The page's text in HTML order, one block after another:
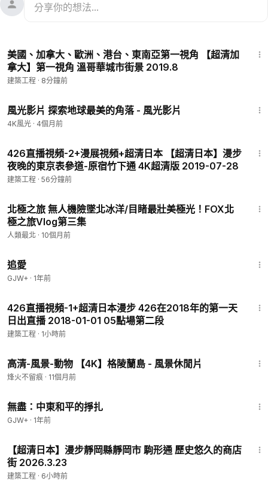
美國、加拿大、歐洲、港台、東南亞第一視角 【超清加
拿大】第一視角 溫哥華城市街景 2019.8
建築工程 · 8分鐘前
風光影片 探索地球最美的角落 - 風光影片
4K風光 · 4個月前
426直播視頻-2+漫展視頻+超清日本 【超清日本】漫步
夜晚的東京表參道-原宿竹下通 4K超清版 2019-07-28
建築工程 · 56分鐘前
北極之旅 無人機險墜北冰洋/目睹最壯美極光！FOX北
極之旅Vlog第三集
人類最北 · 10個月前
追愛
GJW+ · 1年前
426直播視頻-1+超清日本漫步 426在2018年的第一天
日出直播 2018-01-01 05點場第二段
建築工程 · 1小時前
高清-風景-動物 【4K】格陵蘭島 - 風景休閒片
烽火不留痕 · 11個月前
無盡：中東和平的掙扎
GJW+ · 1年前
【超清日本】漫步靜岡縣靜岡市 駒形通 歷史悠久的商店
街 2026.3.23
建築工程 · 6小時前